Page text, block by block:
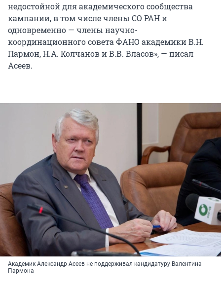
недостойной для академического сообщества
кампании, в том числе члены СО РАН и
одновременно — члены научно-
координационного совета ФАНО академики В.Н.
Пармон, Н.А. Колчанов и В.В. Власов», — писал
Асеев.
Академик Александр Асеев не поддерживал кандидатуру Валентина
Пармона